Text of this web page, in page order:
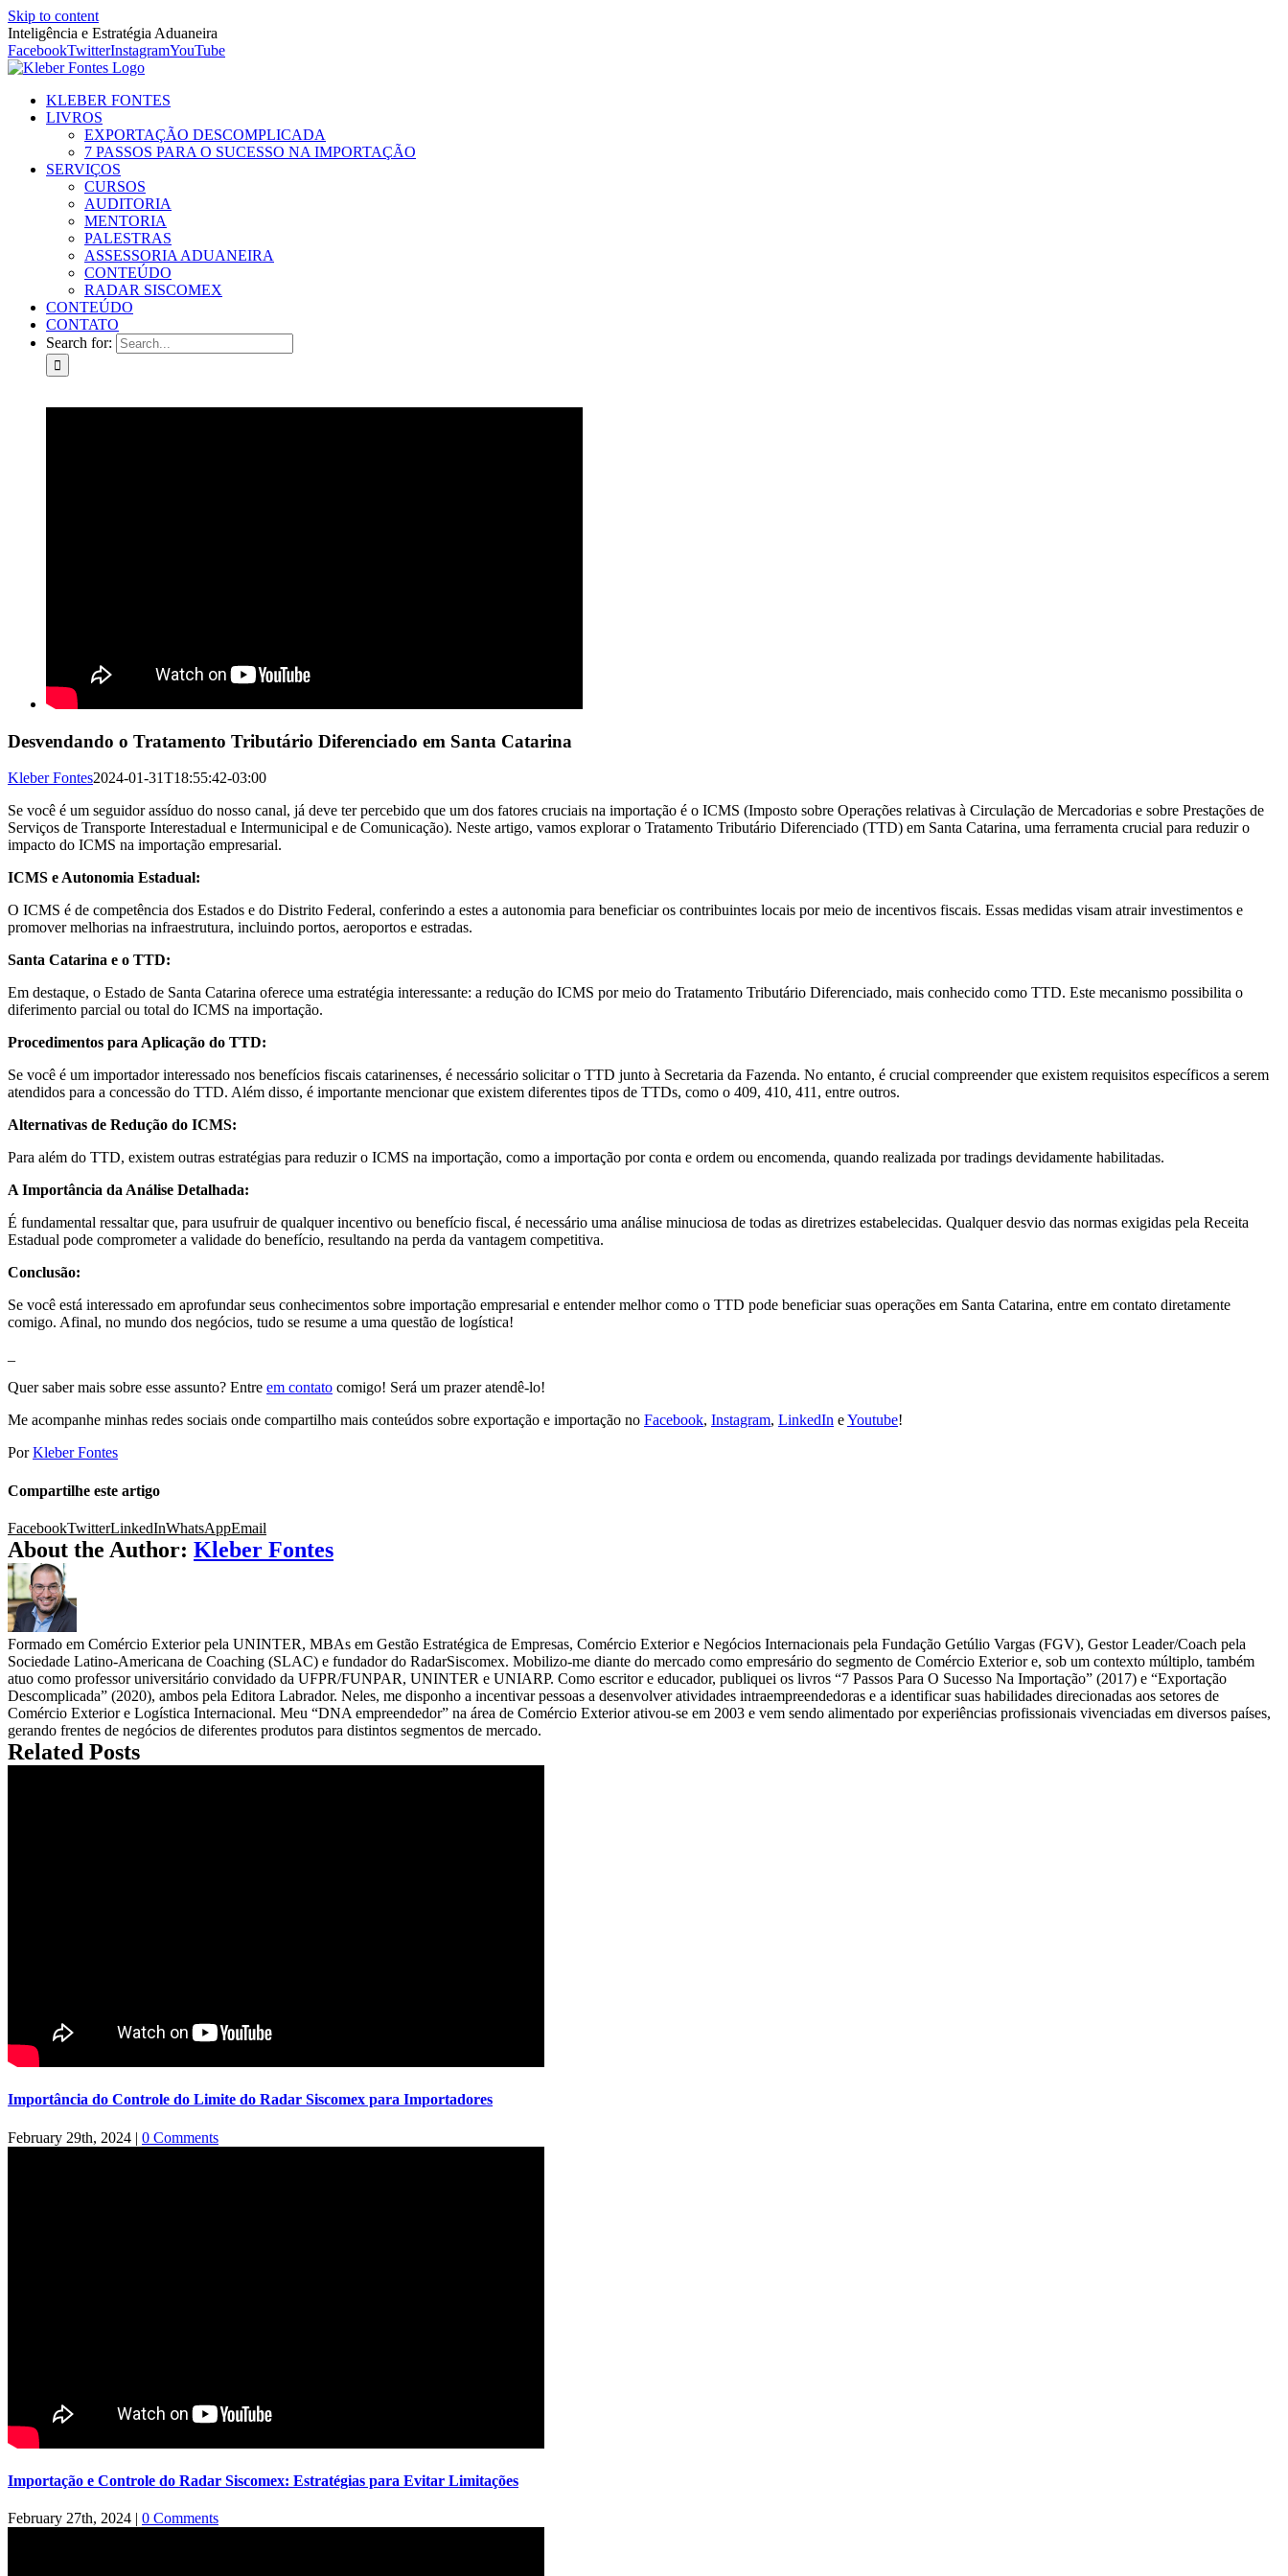
Skip to content
Inteligência e Estratégia Aduaneira
FacebookTwitterInstagramYouTube
KLEBER FONTES
LIVROS
EXPORTAÇÃO DESCOMPLICADA
7 PASSOS PARA O SUCESSO NA IMPORTAÇÃO
SERVIÇOS
CURSOS
AUDITORIA
MENTORIA
PALESTRAS
ASSESSORIA ADUANEIRA
CONTEÚDO
RADAR SISCOMEX
CONTEÚDO
CONTATO
Search for:
Desvendando o Tratamento Tributário Diferenciado em Santa Catarina
Kleber Fontes2024-01-31T18:55:42-03:00
Se você é um seguidor assíduo do nosso canal, já deve ter percebido que um dos fatores cruciais na importação é o ICMS (Imposto sobre Operações relativas à Circulação de Mercadorias e sobre Prestações de
Serviços de Transporte Interestadual e Intermunicipal e de Comunicação). Neste artigo, vamos explorar o Tratamento Tributário Diferenciado (TTD) em Santa Catarina, uma ferramenta crucial para reduzir o
impacto do ICMS na importação empresarial.
ICMS e Autonomia Estadual:
O ICMS é de competência dos Estados e do Distrito Federal, conferindo a estes a autonomia para beneficiar os contribuintes locais por meio de incentivos fiscais. Essas medidas visam atrair investimentos e
promover melhorias na infraestrutura, incluindo portos, aeroportos e estradas.
Santa Catarina e o TTD:
Em destaque, o Estado de Santa Catarina oferece uma estratégia interessante: a redução do ICMS por meio do Tratamento Tributário Diferenciado, mais conhecido como TTD. Este mecanismo possibilita o
diferimento parcial ou total do ICMS na importação.
Procedimentos para Aplicação do TTD:
Se você é um importador interessado nos benefícios fiscais catarinenses, é necessário solicitar o TTD junto à Secretaria da Fazenda. No entanto, é crucial compreender que existem requisitos específicos a serem
atendidos para a concessão do TTD. Além disso, é importante mencionar que existem diferentes tipos de TTDs, como o 409, 410, 411, entre outros.
Alternativas de Redução do ICMS:
Para além do TTD, existem outras estratégias para reduzir o ICMS na importação, como a importação por conta e ordem ou encomenda, quando realizada por tradings devidamente habilitadas.
A Importância da Análise Detalhada:
É fundamental ressaltar que, para usufruir de qualquer incentivo ou benefício fiscal, é necessário uma análise minuciosa de todas as diretrizes estabelecidas. Qualquer desvio das normas exigidas pela Receita
Estadual pode comprometer a validade do benefício, resultando na perda da vantagem competitiva.
Conclusão:
Se você está interessado em aprofundar seus conhecimentos sobre importação empresarial e entender melhor como o TTD pode beneficiar suas operações em Santa Catarina, entre em contato diretamente
comigo. Afinal, no mundo dos negócios, tudo se resume a uma questão de logística!
Quer saber mais sobre esse assunto? Entre em contato comigo! Será um prazer atendê-lo!
Me acompanhe minhas redes sociais onde compartilho mais conteúdos sobre exportação e importação no Facebook, Instagram, LinkedIn eYoutube!
PorKleber Fontes
Compartilhe este artigo
FacebookTwitterLinkedInWhatsAppEmail
About the Author: Kleber Fontes
Formado em Comércio Exterior pela UNINTER, MBAs em Gestão Estratégica de Empresas, Comércio Exterior e Negócios Internacionais pela Fundação Getúlio Vargas (FGV), Gestor Leader/Coach pela
Sociedade Latino-Americana de Coaching (SLAC) e fundador do RadarSiscomex. Mobilizo-me diante do mercado como empresário do segmento de Comércio Exterior e, sob um contexto múltiplo, também
atuo como professor universitário convidado da UFPR/FUNPAR, UNINTER e UNIARP. Como escritor e educador, publiquei os livros “7 Passos Para O Sucesso Na Importação” (2017) e “Exportação
Descomplicada” (2020), ambos pela Editora Labrador. Neles, me disponho a incentivar pessoas a desenvolver atividades intraempreendedoras e a identificar suas habilidades direcionadas aos setores de
Comércio Exterior e Logística Internacional. Meu “DNA empreendedor” na área de Comércio Exterior ativou-se em 2003 e vem sendo alimentado por experiências profissionais vivenciadas em diversos países,
gerando frentes de negócios de diferentes produtos para distintos segmentos de mercado.
Related Posts
Importância do Controle do Limite do Radar Siscomex para Importadores
February 29th, 2024 | 0 Comments
Importação e Controle do Radar Siscomex: Estratégias para Evitar Limitações
February 27th, 2024 | 0 Comments